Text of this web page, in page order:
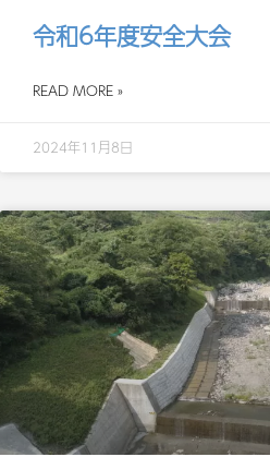
令和6年度安全大会
READ MORE »
2024年11月8日